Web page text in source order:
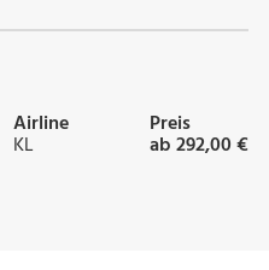
Airline
KL
Preis
ab 292,00 €